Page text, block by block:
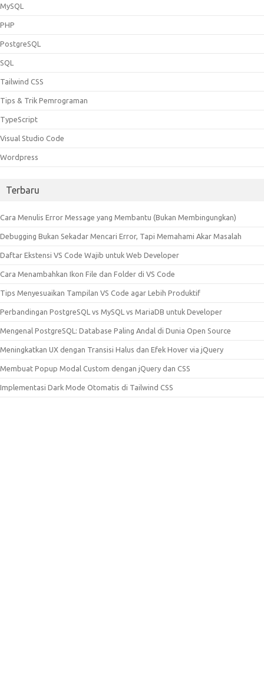
MySQL
PHP
PostgreSQL
SQL
Tailwind CSS
Tips & Trik Pemrograman
TypeScript
Visual Studio Code
Wordpress
Terbaru
Cara Menulis Error Message yang Membantu (Bukan Membingungkan)
Debugging Bukan Sekadar Mencari Error, Tapi Memahami Akar Masalah
Daftar Ekstensi VS Code Wajib untuk Web Developer
Cara Menambahkan Ikon File dan Folder di VS Code
Tips Menyesuaikan Tampilan VS Code agar Lebih Produktif
Perbandingan PostgreSQL vs MySQL vs MariaDB untuk Developer
Mengenal PostgreSQL: Database Paling Andal di Dunia Open Source
Meningkatkan UX dengan Transisi Halus dan Efek Hover via jQuery
Membuat Popup Modal Custom dengan jQuery dan CSS
Implementasi Dark Mode Otomatis di Tailwind CSS